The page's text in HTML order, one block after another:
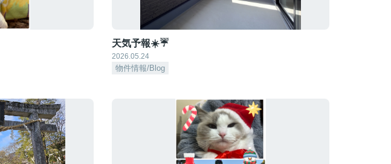
天気予報☀️☔
2026.05.24
物件情報/Blog